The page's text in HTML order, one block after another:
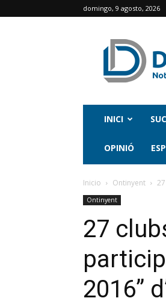
domingo, 9 agosto, 2026
INICI
OPINIÓ
Inicio Ontinyent
Ontinyent
27
2016”